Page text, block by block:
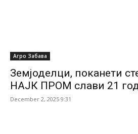
Агро Забава
Земјоделци, поканети
НАЈК ПРОМ слави 21
December 2, 2025 9:31